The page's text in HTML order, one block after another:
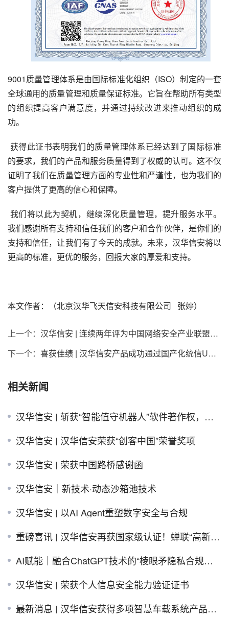
9001质量管理体系是由国际标准化组织（ISO）制定的一套
全球通用的质量管理和质量保证标准。它旨在帮助所有类型
的组织提高客户满意度，并通过持续改进来推动组织的成
功。
获得此证书表明我们的质量管理体系已经达到了国际标准
的要求，我们的产品和服务质量得到了权威的认可。这不仅
证明了我们在质量管理方面的专业性和严谨性，也为我们的
客户提供了更高的信心和保障。
我们将以此为契机，继续深化质量管理，提升服务水平。
我们感谢所有支持和信任我们的客户和合作伙伴，是你们的
支持和信任，让我们有了今天的成就。未来，汉华信安将以
更高的标准，更优的服务，回报大家的厚爱和支持。
本文作者：（北京汉华飞天信安科技有限公司   张婷）
上一个： 汉华信安 | 连续两年评为中国网络安全产业联盟年度先进会员单位
下一个： 喜获佳绩 | 汉华信安产品成功通过国产化统信UOS兼容性适配认证
相关新闻
汉华信安 | 斩获“智能值守机器人”软件著作权，赋能数据安全新未来
汉华信安 | 汉华信安荣获“创客中国”荣誉奖项
汉华信安 | 荣获中国路桥感谢函
汉华信安｜新技术·动态沙箱池技术
汉华信安 | 以AI Agent重塑数字安全与合规
重磅喜讯 | 汉华信安再获国家级认证！蝉联“高新技术企业”殊荣，以创新驱动未来！
AI赋能｜融合ChatGPT技术的“棱眼矛隐私合规中台”，重塑个人信息保护智能合规新纪元！
汉华信安 | 荣获个人信息安全能力验证证书
最新消息 | 汉华信安获得多项智慧车载系统产品著作权